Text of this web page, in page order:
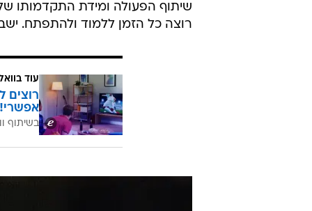
שיתוף הפעולה ומידת התקדמותו
רוצה כל הזמן ללמוד ולהתפתח.
עוד
רוצים
אפשרי!
בשיתוף